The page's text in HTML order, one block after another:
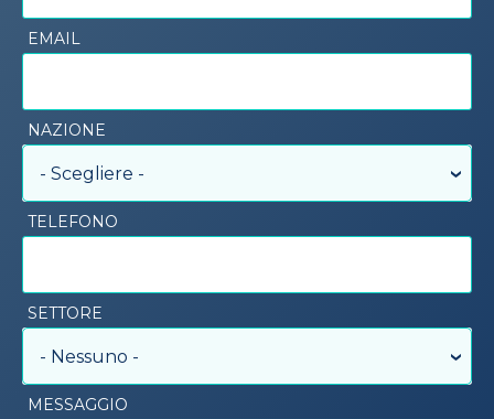
EMAIL
NAZIONE
- Scegliere -
TELEFONO
SETTORE
- Nessuno -
MESSAGGIO